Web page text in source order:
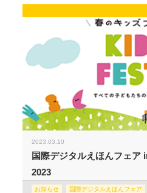
2023.03.10
国際デジタルえほんフェア
2023
お知らせ 国際デジタルえほんフェア